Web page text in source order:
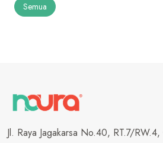
Semua
Jl. Raya Jagakarsa No.40, RT.7/RW.4,